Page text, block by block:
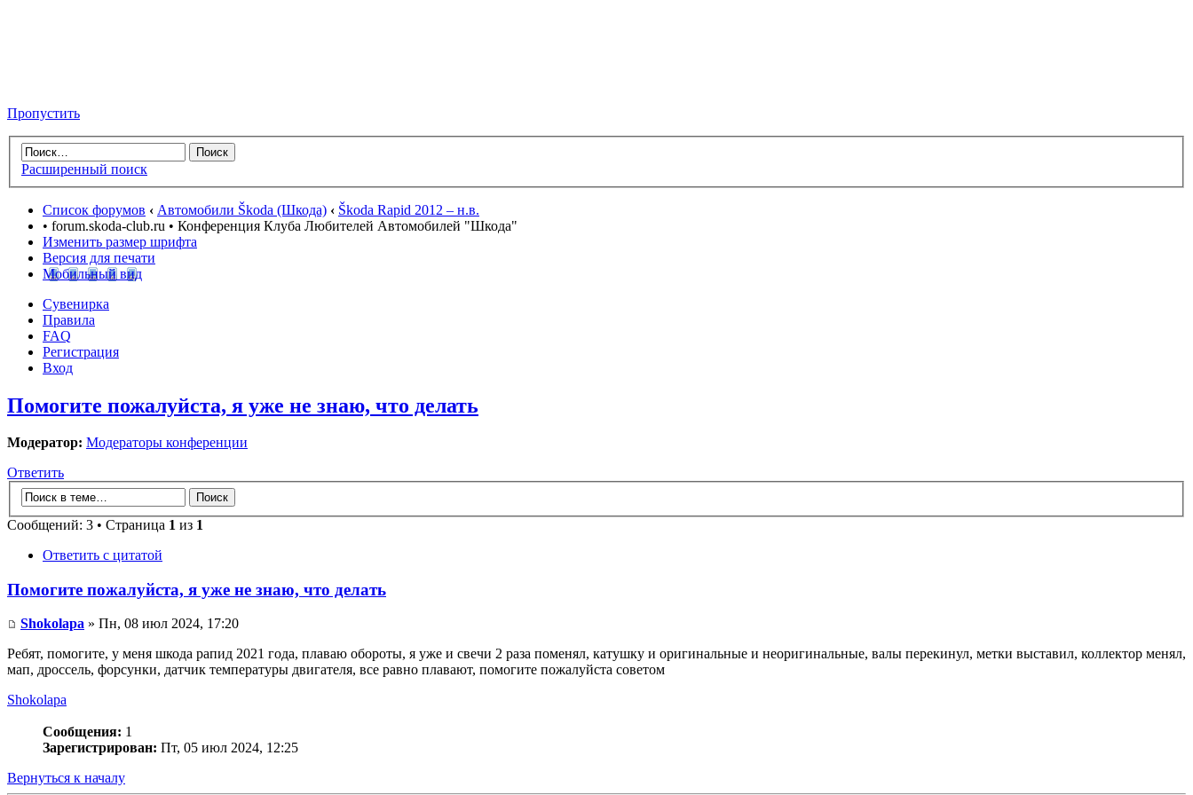
Пропустить
Расширенный поиск
Список форумов ‹ Автомобили Škoda (Шкода) ‹ Škoda Rapid 2012 – н.в.
• forum.skoda-club.ru • Конференция Клуба Любителей Автомобилей "Шкода"
Изменить размер шрифта
Версия для печати
Мобильный вид
Сувенирка
Правила
FAQ
Регистрация
Вход
Помогите пожалуйста, я уже не знаю, что делать
Модератор: Модераторы конференции
Ответить
Сообщений: 3 • Страница 1 из 1
Ответить с цитатой
Помогите пожалуйста, я уже не знаю, что делать
Shokolapa » Пн, 08 июл 2024, 17:20
Ребят, помогите, у меня шкода рапид 2021 года, плаваю обороты, я уже и свечи 2 раза поменял, катушку и оригинальные и неоригинальные, валы перекинул, метки выставил, коллектор менял,
мап, дроссель, форсунки, датчик температуры двигателя, все равно плавают, помогите пожалуйста советом
Shokolapa
Сообщения: 1
Зарегистрирован: Пт, 05 июл 2024, 12:25
Вернуться к началу